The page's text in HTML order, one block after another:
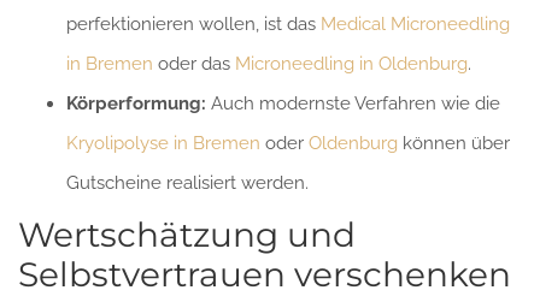
perfektionieren wollen, ist das Medical Microneedling
in Bremen oder das Microneedling in Oldenburg.
Körperformung: Auch modernste Verfahren wie die
Kryolipolyse in Bremen oder Oldenburg können über
Gutscheine realisiert werden.
Wertschätzung und
Selbstvertrauen verschenken